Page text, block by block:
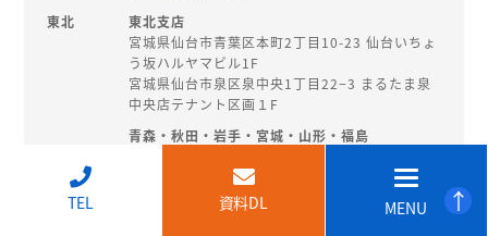
↑
東北
東北支店
宮城県仙台市青葉区本町2丁目10-23 仙台いちょ
う坂ハルヤマビル1F
宮城県仙台市泉区泉中央1丁目22−3 まるたま泉
中央店テナント区画１F
青森・秋田・岩手・宮城・山形・福島
018-874-8202
北陸・
TEL 資料DL MENU